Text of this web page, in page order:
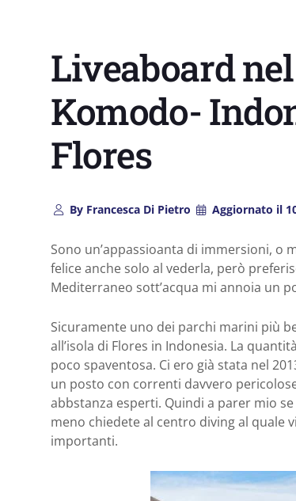
Liveaboard
Komodo-
Flores
ByFrancesca Di Pietro Aggiornato il
Sono un’appassioanta di immersioni, o
felice anche solo al vederla, però
Mediterraneo sott’acqua mi annoia un
Sicuramente uno dei parchi marini più
all’isola di Flores in Indonesia. La
poco spaventosa. Ci ero già stata nel
un posto con correnti davvero
abbstanza esperti. Quindi a parer mio
meno chiedete al centro diving al quale
importanti.